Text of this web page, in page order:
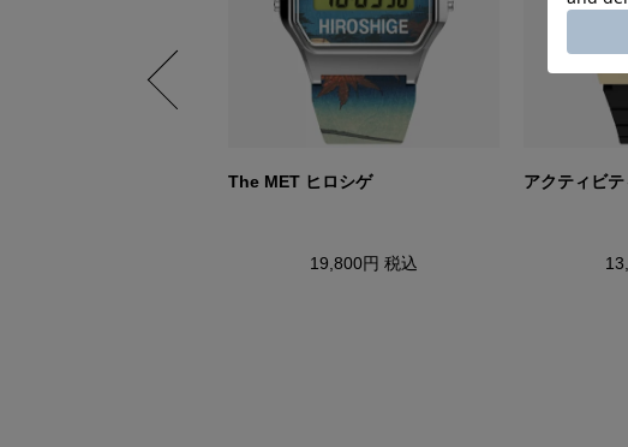
The MET ヒロシゲ
19,800円 税込
アクティビ